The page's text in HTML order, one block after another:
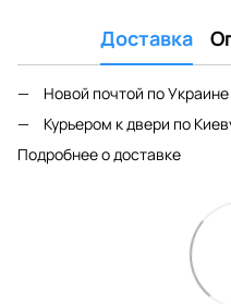
Доставка
Новой почтой по
Курьером к двери по
Подробнее о доставке